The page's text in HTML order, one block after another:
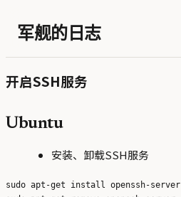
军舰的日志
开启SSH服务
Ubuntu
安装、卸载SSH服务
sudo apt-get install openssh-server